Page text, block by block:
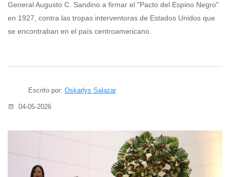
General Augusto C. Sandino a firmar el "Pacto del Espino Negro"
en 1927, contra las tropas interventoras de Estados Unidos que
se encontraban en el país centroamericano.
Escrito por: Oskarlys Salazar
04-05-2026